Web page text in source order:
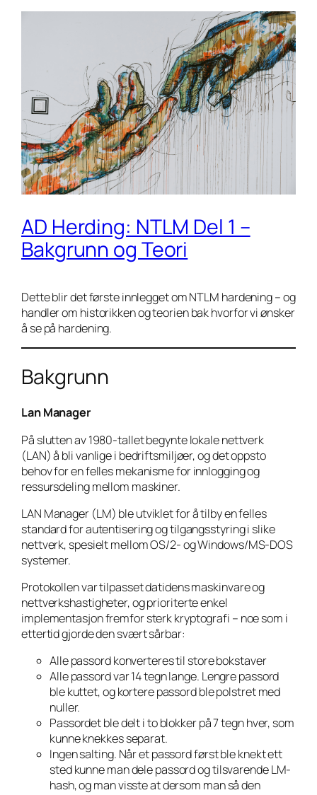
AD Herding: NTLM Del 1 –
Bakgrunn og Teori
Dette blir det første innlegget om NTLM hardening – og
handler om historikken og teorien bak hvorfor vi ønsker
å se på hardening.
Bakgrunn
Lan Manager
På slutten av 1980-tallet begynte lokale nettverk
(LAN) å bli vanlige i bedriftsmiljøer, og det oppsto
behov for en felles mekanisme for innlogging og
ressursdeling mellom maskiner.
LAN Manager (LM) ble utviklet for å tilby en felles
standard for autentisering og tilgangsstyring i slike
nettverk, spesielt mellom OS/2- og Windows/MS-DOS
systemer.
Protokollen var tilpasset datidens maskinvare og
nettverkshastigheter, og prioriterte enkel
implementasjon fremfor sterk kryptografi – noe som i
ettertid gjorde den svært sårbar:
Alle passord konverteres til store bokstaver
Alle passord var 14 tegn lange. Lengre passord
ble kuttet, og kortere passord ble polstret med
nuller.
Passordet ble delt i to blokker på 7 tegn hver, som
kunne knekkes separat.
Ingen salting. Når et passord først ble knekt ett
sted kunne man dele passord og tilsvarende LM-
hash, og man visste at dersom man så den